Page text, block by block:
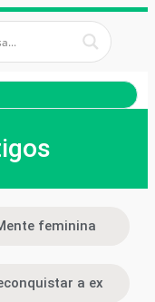
feminina
a ex